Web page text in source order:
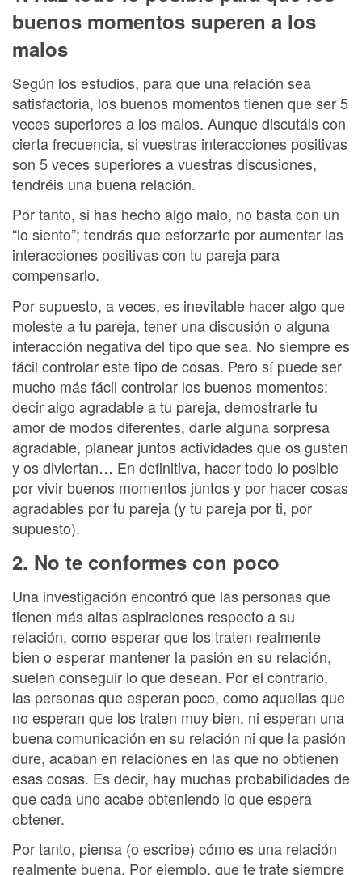
buenos momentos superen a los
malos
Según los estudios, para que una relación sea
satisfactoria, los buenos momentos tienen que ser 5
veces superiores a los malos. Aunque discutáis con
cierta frecuencia, si vuestras interacciones positivas
son 5 veces superiores a vuestras discusiones,
tendréis una buena relación.
Por tanto, si has hecho algo malo, no basta con un
“lo siento”; tendrás que esforzarte por aumentar las
interacciones positivas con tu pareja para
compensarlo.
Por supuesto, a veces, es inevitable hacer algo que
moleste a tu pareja, tener una discusión o alguna
interacción negativa del tipo que sea. No siempre es
fácil controlar este tipo de cosas. Pero sí puede ser
mucho más fácil controlar los buenos momentos:
decir algo agradable a tu pareja, demostrarle tu
amor de modos diferentes, darle alguna sorpresa
agradable, planear juntos actividades que os gusten
y os diviertan… En definitiva, hacer todo lo posible
por vivir buenos momentos juntos y por hacer cosas
agradables por tu pareja (y tu pareja por ti, por
supuesto).
2. No te conformes con poco
Una investigación encontró que las personas que
tienen más altas aspiraciones respecto a su
relación, como esperar que los traten realmente
bien o esperar mantener la pasión en su relación,
suelen conseguir lo que desean. Por el contrario,
las personas que esperan poco, como aquellas que
no esperan que los traten muy bien, ni esperan una
buena comunicación en su relación ni que la pasión
dure, acaban en relaciones en las que no obtienen
esas cosas. Es decir, hay muchas probabilidades de
que cada uno acabe obteniendo lo que espera
obtener.
Por tanto, piensa (o escribe) cómo es una relación
realmente buena. Por ejemplo, que te trate siempre